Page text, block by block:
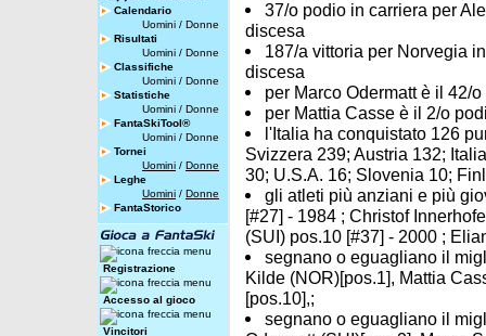
Calendario
Uomini / Donne
Risultati
Uomini / Donne
Classifiche
Uomini / Donne
Statistiche
Uomini / Donne
FantaSkiTool®
Uomini / Donne
Tornei
Uomini / Donne
Leghe
Uomini / Donne
FantaStorico
Registrazione
Accesso al gioco
Vincitori
37/o podio in carriera per
discesa
187/a vittoria per Norvegia
discesa
per Marco Odermatt è il 42/
per Mattia Casse è il 2/o
l'Italia ha conquistato 126
Svizzera 239; Austria 132;
30; U.S.A. 16; Slovenia 10;
gli atleti più anziani e più
[#27] - 1984 ; Christof
(SUI) pos.10 [#37] - 2000 ;
segnano o eguagliano il
Kilde (NOR)[pos.1], Mattia
[pos.10],;
segnano o eguagliano il